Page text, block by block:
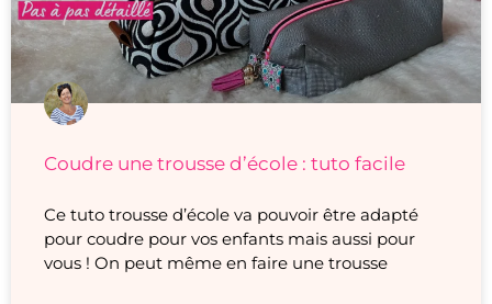
Coudre une trousse d’école : tuto facile
Ce tuto trousse d’école va pouvoir être adapté
pour coudre pour vos enfants mais aussi pour
vous ! On peut même en faire une trousse